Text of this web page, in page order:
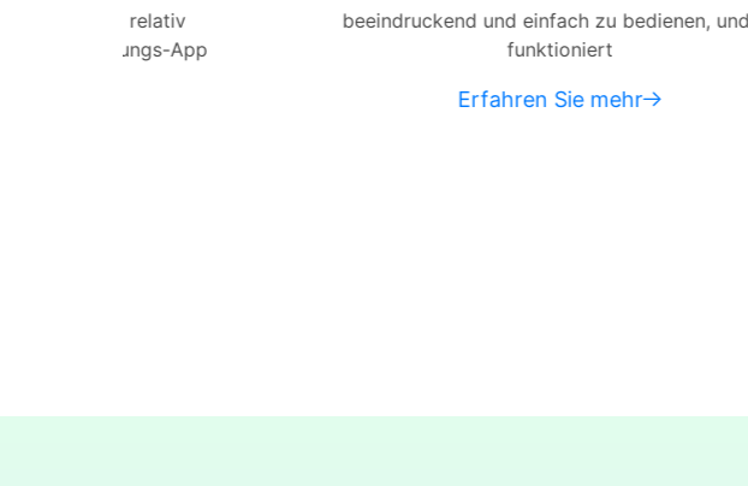
beeindruckend und einfach zu bedienen, und es
Erfahren Sie mehr